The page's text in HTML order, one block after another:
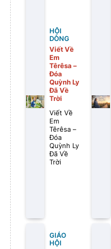
HỘI
DÒNG
Viết Về
Em
Têrêsa –
Đóa
Quỳnh Ly
Đã Về
Trời
Viết Về
Em
Têrêsa –
Đóa
Quỳnh Ly
Đã Về
Trời
GIÁO
HỘI